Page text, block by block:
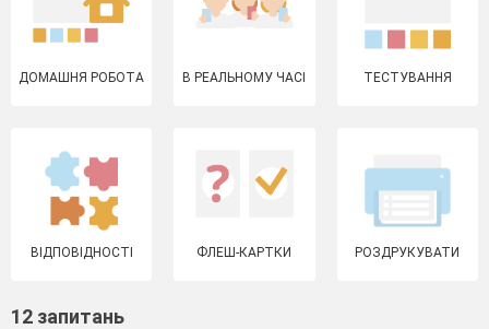
ДОМАШНЯ РОБОТА В РЕАЛЬНОМУ ЧАСІ ТЕСТУВАННЯ
ВІДПОВІДНОСТІ ФЛЕШ-КАРТКИ РОЗДРУКУВАТИ
12 запитань